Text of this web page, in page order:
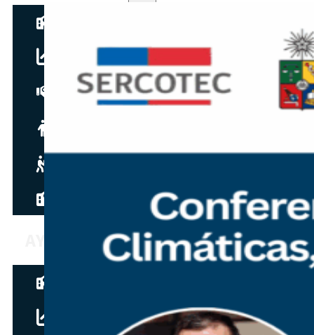
Resultados clave
Testimonios
Recursos para estudiantes pronto